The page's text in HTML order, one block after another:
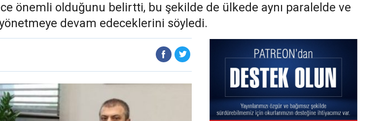
önemli olduğunu belirtti, bu şekilde de ülkede aynı paralelde ve
devam edeceklerini söyledi.